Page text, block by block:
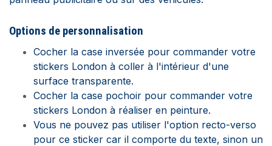
Options de personnalisation
Cocher la case inversée pour commander votre
stickers London à coller à l'intérieur d'une
surface transparente.
Cocher la case pochoir pour commander votre
stickers London à réaliser en peinture.
Vous ne pouvez pas utiliser l'option recto-verso
pour ce sticker car il comporte du texte, sinon un